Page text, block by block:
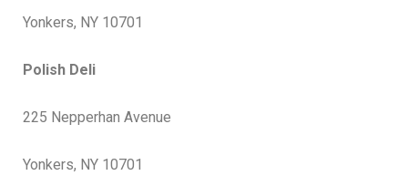
Yonkers, NY 10701
Polish Deli
225 Nepperhan Avenue
Yonkers, NY 10701